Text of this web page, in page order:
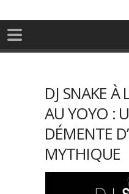
DJ SNAKE À
AU YOYO :
DÉMENTE
MYTHIQUE